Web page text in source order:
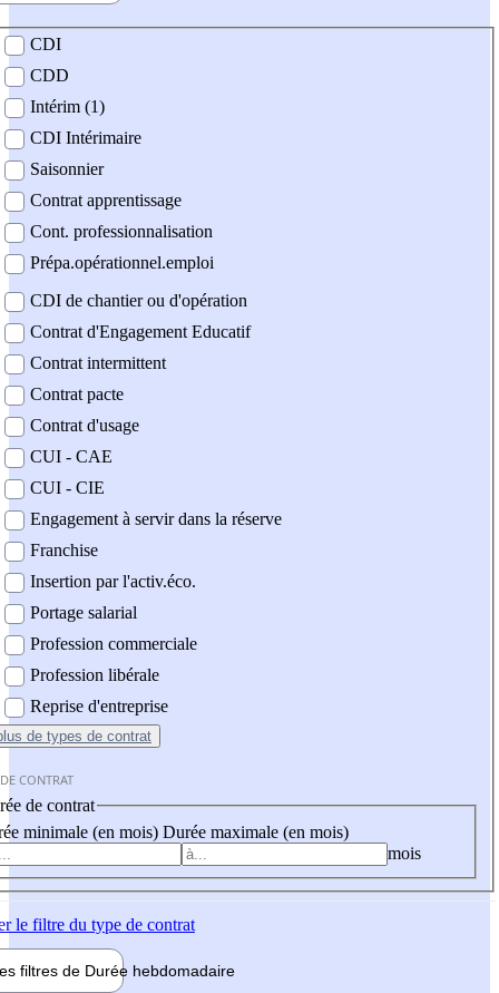
contrat
CDI
CDD
Intérim (1)
CDI Intérimaire
Saisonnier
Contrat apprentissage
Cont. professionnalisation
Prépa.opérationnel.emploi
CDI de chantier ou d'opération
Contrat d'Engagement Educatif
Contrat intermittent
Contrat pacte
Contrat d'usage
CUI - CAE
CUI - CIE
Engagement à servir dans la réserve
Franchise
Insertion par l'activ.éco.
Portage salarial
Profession commerciale
Profession libérale
Reprise d'entreprise
de types de contrat
CONTRAT
de contrat
minimale (en mois) Durée maximale (en mois)
mois
le filtre du type de contrat
filtres de Durée hebdomadaire